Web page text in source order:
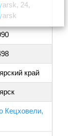
24,
край
Кецховели,